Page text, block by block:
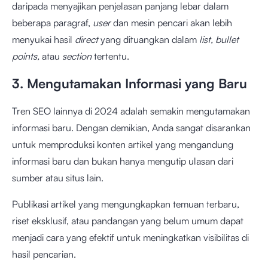
daripada menyajikan penjelasan panjang lebar dalam
beberapa paragraf, userdan mesin pencari akan lebih
menyukai hasil directyang dituangkan dalam list, bullet
points, atau sectiontertentu.
3. Mengutamakan Informasi yang Baru
Tren SEO lainnya di 2024 adalah semakin mengutamakan
informasi baru. Dengan demikian, Anda sangat disarankan
untuk memproduksi konten artikel yang mengandung
informasi baru dan bukan hanya mengutip ulasan dari
sumber atau situs lain.
Publikasi artikel yang mengungkapkan temuan terbaru,
riset eksklusif, atau pandangan yang belum umum dapat
menjadi cara yang efektif untuk meningkatkan visibilitas di
hasil pencarian.